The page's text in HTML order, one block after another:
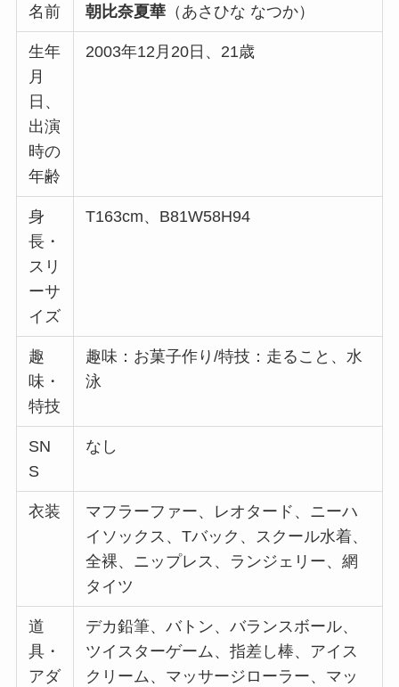
名前 朝比奈夏華 （あさひな なつか）
生年
月
日、
出演
時の
年齢
2003年12月20日、21歳
身
長・
スリ
ーサ
イズ
T163cm、B81W58H94
趣
味・
特技
趣味：お菓子作り/特技：走ること、水
泳
SN
S
なし
衣装
マフラーファー、レオタード、ニーハ
イソックス、Tバック、スクール水着、
全裸、ニップレス、ランジェリー、網
タイツ
道
具・
アダ
デカ鉛筆、バトン、バランスボール、
ツイスターゲーム、指差し棒、アイス
クリーム、マッサージローラー、マッ